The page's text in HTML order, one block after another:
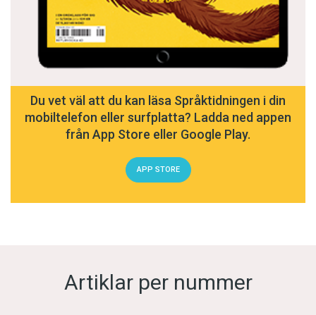
Du vet väl att du kan läsa Språktidningen i din
mobiltelefon eller surfplatta? Ladda ned appen
från App Store eller Google Play.
APP STORE
Artiklar per nummer